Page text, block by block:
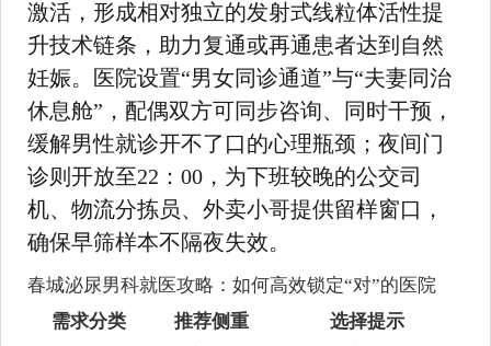
激活，形成相对独立的发射式线粒体活性提
升技术链条，助力复通或再通患者达到自然
妊娠。医院设置“男女同诊通道”与“夫妻同治
休息舱”，配偶双方可同步咨询、同时干预，
缓解男性就诊开不了口的心理瓶颈；夜间门
诊则开放至22：00，为下班较晚的公交司
机、物流分拣员、外卖小哥提供留样窗口，
确保早筛样本不隔夜失效。
春城泌尿男科就医攻略：如何高效锁定“对”的医院
需求分类
推荐侧重 选择提示